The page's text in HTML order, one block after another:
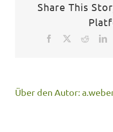
Share This
Facebook Reddit
Über den Autor: